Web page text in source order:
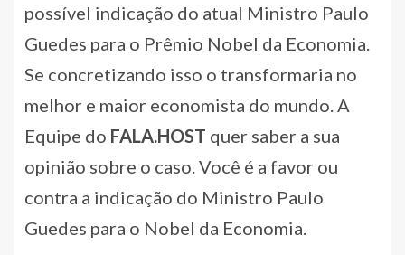
possível indicação do atual Ministro Paulo
Guedes para o Prêmio Nobel da Economia.
Se concretizando isso o transformaria no
melhor e maior economista do mundo. A
Equipe do FALA.HOST quer saber a sua
opinião sobre o caso. Você é a favor ou
contra a indicação do Ministro Paulo
Guedes para o Nobel da Economia.